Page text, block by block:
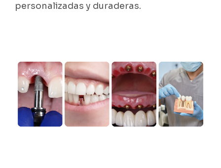
personalizadas y duraderas.